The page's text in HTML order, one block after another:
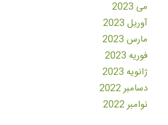
می 2023
آوریل 2023
مارس 2023
فوریه 2023
ژانویه 2023
دسامبر 2022
نوامبر 2022